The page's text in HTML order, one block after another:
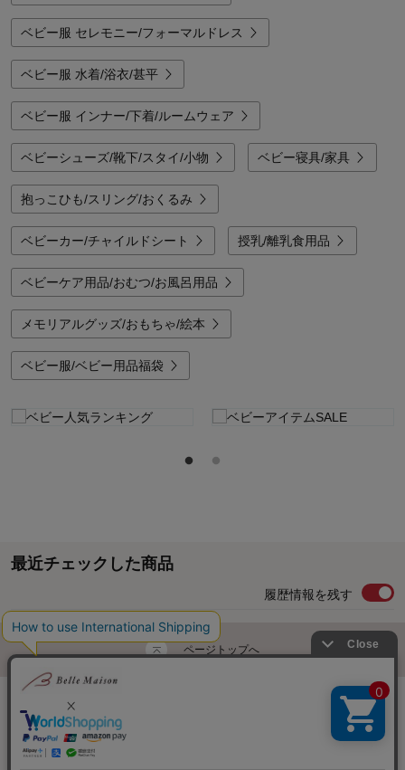
ベビー服 セレモニー/フォーマルドレス
ベビー服 水着/浴衣/甚平
ベビー服 インナー/下着/ルームウェア
ベビーシューズ/靴下/スタイ/小物 ベビー寝具/家具
抱っこひも/スリング/おくるみ
ベビーカー/チャイルドシート 授乳/離乳食用品
ベビーケア用品/おむつ/お風呂用品
メモリアルグッズ/おもちゃ/絵本
ベビー服/ベビー用品福袋
最近チェックした商品
履歴情報を残す
ページトップへ
ご利用ガイド・お知らせ
サイトマップ